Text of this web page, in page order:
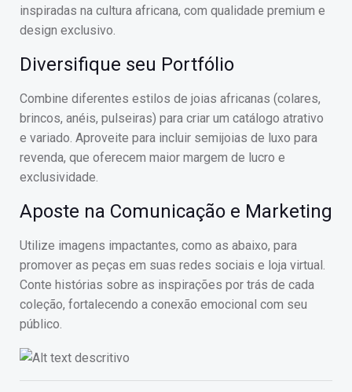
inspiradas na cultura africana, com qualidade premium e
design exclusivo.
Diversifique seu Portfólio
Combine diferentes estilos de joias africanas (colares,
brincos, anéis, pulseiras) para criar um catálogo atrativo
e variado. Aproveite para incluir semijoias de luxo para
revenda, que oferecem maior margem de lucro e
exclusividade.
Aposte na Comunicação e Marketing
Utilize imagens impactantes, como as abaixo, para
promover as peças em suas redes sociais e loja virtual.
Conte histórias sobre as inspirações por trás de cada
coleção, fortalecendo a conexão emocional com seu
público.